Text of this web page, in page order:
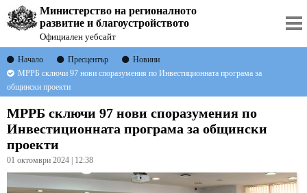
Министерство на регионалното
развитие и благоустройството
Официален уебсайт
Начало Пресцентър
Новини
МРРБ сключи 97 нови споразумения по Инвестиционната програма за
общински проекти
МРРБ сключи 97 нови споразумения по
Инвестиционната програма за общински
проекти
01 октомври 2024 | 12:38